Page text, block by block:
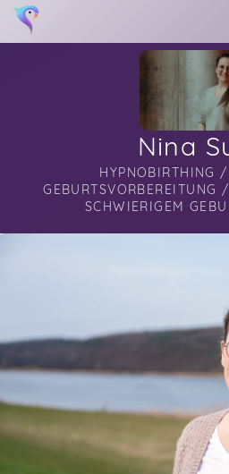
Nina
HYPNOBIRTHING
GEBURTSVORBEREITUNG
SCHWIERIGEM